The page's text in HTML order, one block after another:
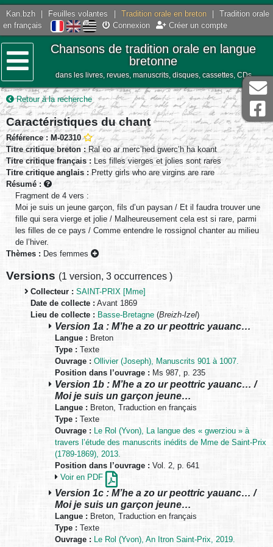
Kan.bzh Feuilles volantes Tradition orale en breton
Tradition orale
en français
Connexion Créer un compte
Menu
Chansons de tradition orale en langue
bretonne
dans les livres, revues, manuscrits, disques, cassettes, CDs
Retour à la recherche
Caractéristiques du chant
Référence : M-02310
Titre critique breton : Ral eo ar merc’hed gwerc’h ha koant
Titre critique français : Les filles vierges et jolies sont rares
Titre critique anglais : Pretty girls who are virgins are rare
Résumé :
Fragment de 4 vers :
Moi je suis un jeune garçon, fils d’un paysan / Et il faudra trouver une
fille qui sera vierge et jolie / Malheureusement cela est si rare, parmi
les filles de ce pays / Comme entendre le rossignol chanter au milieu
de l’hiver.
Thèmes : Des femmes
Versions (1 version, 3 occurrences )
Collecteur : SAINT-PRIX [Mme]
Date de collecte : Avant 1869
Lieu de collecte : Basse-Bretagne (Breizh-Izel)
Version 1a : M’he a zo ur peottric yauanc…
Langue : Breton
Type : Texte
Ouvrage : Ollivier (Joseph), Manuscrits 901 à 1007.
Position dans l’ouvrage : Ms 987, p. 235
Version 1b : M’he a zo ur peottric yauanc… /
Moi je suis un garçon jeune…
Langue : Breton, Traduction en français
Type : Texte
Ouvrage : Le Rol (Yvon), La langue des « gwerziou » à
travers l’étude des manuscrits inédits de Mme de Saint-Prix
(1789-1869), 2013.
Position dans l’ouvrage : Vol. 2, p. 641
Voir en PDF
Version 1c : M’he a zo ur peottric yauanc… /
Moi je suis un garçon jeune…
Langue : Breton, Traduction en français
Type : Texte
Ouvrage : Le Rol (Yvon), An Itron Saint-Prix, 2019.